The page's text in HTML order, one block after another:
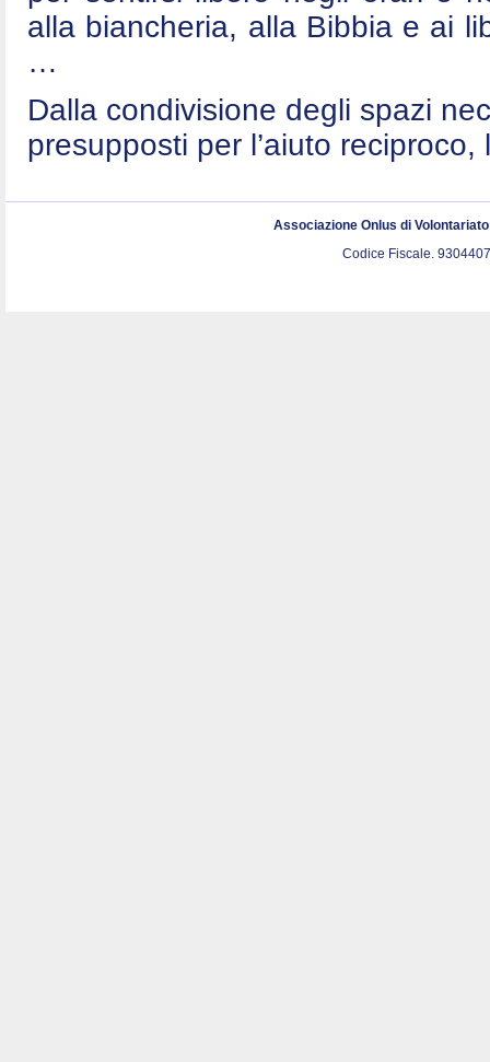
alla biancheria, alla Bibbia e ai
…
Dalla condivisione degli spazi
presupposti per l’aiuto
Associazione Onlus di
Codice Fiscale.